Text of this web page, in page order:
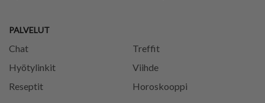
PALVELUT
Chat
Treffit
Hyötylinkit
Viihde
Reseptit
Horoskooppi